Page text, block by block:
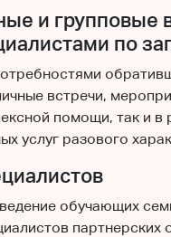
и групповые
по
встречи,
помощи, так и в
услуг разового
обучающих
партнерских